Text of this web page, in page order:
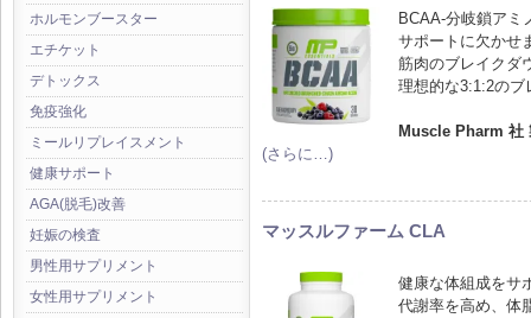
ホルモンブースター
エチケット
デトックス
免疫強化
ミールリプレイスメント
健康サポート
AGA(脱毛)改善
妊娠の検査
男性用サプリメント
女性用サプリメント
BCAA-分岐鎖アミ
サポートに欠かせ
筋肉のブレイクダ
理想的な3:1:2のブ
Muscle Pharm 社
(さらに…)
マッスルファーム CLA
健康な体組成をサ
代謝率を高め、体